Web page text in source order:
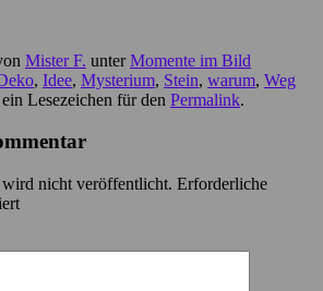
Mister F. unterMomente im Bild
, Idee, Mysterium, Stein, warum, Weg
Lesezeichen für den Permalink.
nicht veröffentlicht. Erforderliche